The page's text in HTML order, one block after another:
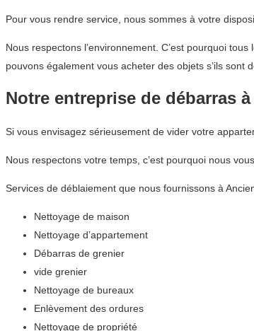
Pour vous rendre service, nous sommes à votre
Nous respectons l’environnement. C’est pourquoi
pouvons également vous acheter des objets s’ils sont
Notre entreprise de débarras
Si vous envisagez sérieusement de vider votre
Nous respectons votre temps, c’est pourquoi nous
Services de déblaiement que nous fournissons à
Nettoyage de maison
Nettoyage d’appartement
Débarras de grenier
vide grenier
Nettoyage de bureaux
Enlèvement des ordures
Nettoyage de propriété